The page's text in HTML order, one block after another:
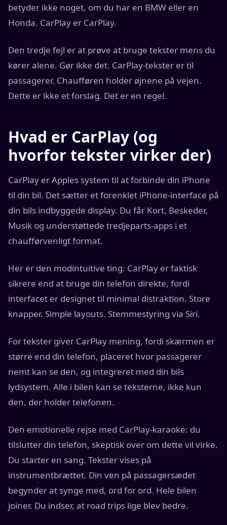
betyder ikke noget, om du har en BMW eller en
Honda. CarPlay er CarPlay.
Den tredje fejl er at prøve at bruge tekster mens du
kører alene. Gør ikke det. CarPlay-tekster er til
passagerer. Chaufføren holder øjnene på vejen.
Dette er ikke et forslag. Det er en regel.
Hvad er CarPlay (og
hvorfor tekster virker der)
CarPlay er Apples system til at forbinde din iPhone
til din bil. Det sætter et forenklet iPhone-interface på
din bils indbyggede display. Du får Kort, Beskeder,
Musik og understøttede tredjeparts-apps i et
chaufførvenligt format.
Her er den modintuitive ting: CarPlay er faktisk
sikrere end at bruge din telefon direkte, fordi
interfacet er designet til minimal distraktion. Store
knapper. Simple layouts. Stemmestyring via Siri.
For tekster giver CarPlay mening, fordi skærmen er
større end din telefon, placeret hvor passagerer
nemt kan se den, og integreret med din bils
lydsystem. Alle i bilen kan se teksterne, ikke kun
den, der holder telefonen.
Den emotionelle rejse med CarPlay-karaoke: du
tilslutter din telefon, skeptisk over om dette vil virke.
Du starter en sang. Tekster vises på
instrumentbrættet. Din ven på passagersædet
begynder at synge med, ord for ord. Hele bilen
joiner. Du indser, at road trips lige blev bedre.